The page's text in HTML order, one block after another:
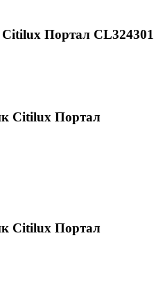
Портал CL324301
Citilux Портал
Citilux Портал